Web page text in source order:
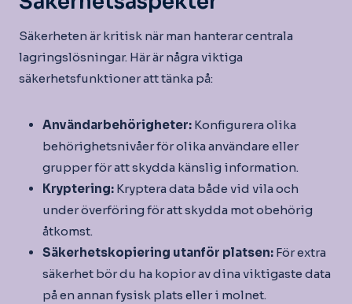
Säkerheten är kritisk när man hanterar centrala
lagringslösningar. Här är några viktiga
säkerhetsfunktioner att tänka på:
Användarbehörigheter: Konfigurera olika
behörighetsnivåer för olika användare eller
grupper för att skydda känslig information.
Kryptering: Kryptera data både vid vila och
under överföring för att skydda mot obehörig
åtkomst.
Säkerhetskopiering utanför platsen: För extra
säkerhet bör du ha kopior av dina viktigaste data
på en annan fysisk plats eller i molnet.